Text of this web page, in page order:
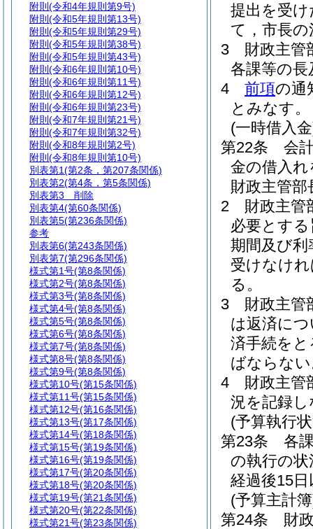
提出を受
て，市長
3
財政主管
各課等の
4
前項の通
とみなす。
(一時借入
第22条
会
金の借入
財政主管
2
財政主管
必要とす
期間及び
受けなけ
る。
3
財政主管
は返済に
済手続を
ばならな
4
財政主管
況を記録
(予算執行
第23条
各
の執行の状
経過後15
(予算主計
第24条
財
附則 (令和4年規則第9号)
附則 (令和5年規則第13号)
附則 (令和5年規則第29号)
附則 (令和5年規則第38号)
附則 (令和5年規則第43号)
附則 (令和6年規則第10号)
附則 (令和6年規則第11号)
附則 (令和6年規則第12号)
附則 (令和6年規則第23号)
附則 (令和7年規則第21号)
附則 (令和7年規則第32号)
附則 (令和8年規則第2号)
附則 (令和8年規則第10号)
別表第1(第2条，第207条関係)
別表第2(第4条，第5条関係)
別表第3 削除
別表第4(第60条関係)
別表第5(第236条関係)
参考
別表第6(第243条関係)
別表第7(第296条関係)
様式第1号(第8条関係)
様式第2号(第8条関係)
様式第3号(第8条関係)
様式第4号(第8条関係)
様式第5号(第8条関係)
様式第6号(第8条関係)
様式第7号(第8条関係)
様式第8号(第8条関係)
様式第9号(第8条関係)
様式第10号(第15条関係)
様式第11号(第15条関係)
様式第12号(第16条関係)
様式第13号(第17条関係)
様式第14号(第18条関係)
様式第15号(第19条関係)
様式第16号(第19条関係)
様式第17号(第20条関係)
様式第18号(第20条関係)
様式第19号(第21条関係)
様式第20号(第22条関係)
様式第21号(第23条関係)